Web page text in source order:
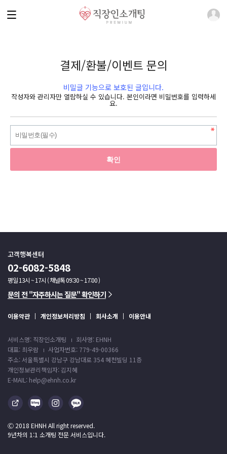
결제/환불/이벤트 문의
비밀글 기능으로 보호된 글입니다.
작성자와 관리자만 열람하실 수 있습니다. 본인이라면 비밀번호를 입력하세
요.
고객행복센터
02-6082-5848
평일 13시 ~ 17시 ( 채널톡 09:30 ~ 17:00 )
문의 전 "자주하시는 질문" 확인하기
이용약관 개인정보처리방침 회사소개 이용안내
서비스명: 직장인소개팅
회사명: EHNH
대표: 최우람
사업자번호: 779-49-00366
주소: 서울특별시 강남구 강남대로 354 혜천빌딩 11층
개인정보관리책임자: 김지혜
E-MAIL: help@ehnh.co.kr
Ⓒ 2018 EHNH All right reserved.
9년차의 1:1 소개팅 전문 서비스입니다.